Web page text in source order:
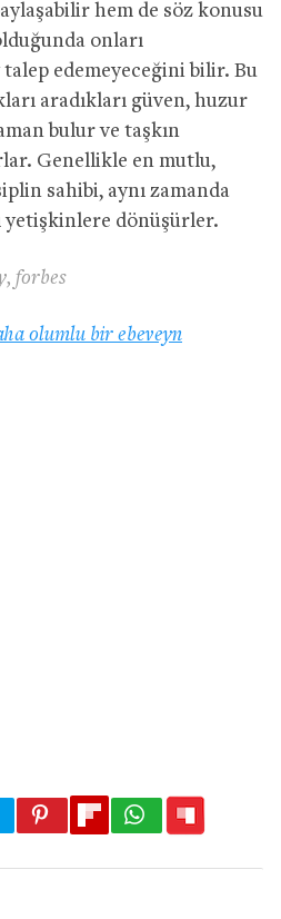
hem de söz konusu
onları
edemeyeceğini bilir. Bu
aradıkları güven, huzur
bulur ve taşkın
Genellikle en mutlu,
sahibi, aynı zamanda
yetişkinlere dönüşürler.
forbes
olumlu bir ebeveyn